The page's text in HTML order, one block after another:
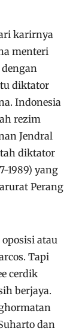
karirnya
menteri
dengan
diktator
Indonesia
rezim
Jendral
diktator
1989) yang
Perang
atau
Tapi
cerdik
berjaya.
dan